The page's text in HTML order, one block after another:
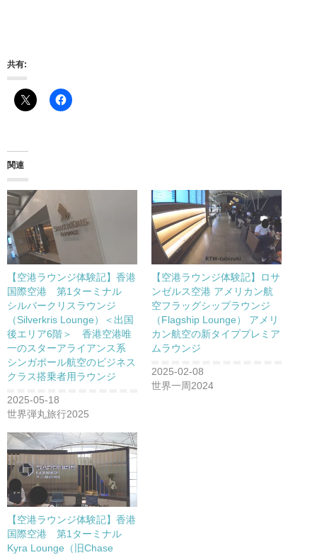
共有:
関連
【空港ラウンジ体験記】香港
国際空港 第1ターミナル
シルバークリスラウンジ
（Silverkris Lounge）＜出国
後エリア6階＞ 香港空港唯
一のスターアライアンス系
シンガポール航空のビジネス
クラス搭乗者用ラウンジ
2025-05-18
世界弾丸旅行2025
【空港ラウンジ体験記】ロサ
ンゼルス空港 アメリカン航
空フラッグシップラウンジ
（Flagship Lounge） アメリ
カン航空の新タイププレミア
ムラウンジ
2025-02-08
世界一周2024
【空港ラウンジ体験記】香港
国際空港 第1ターミナル
Kyra Lounge（旧Chase